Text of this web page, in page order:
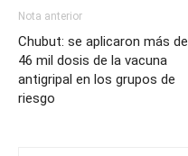
Nota anterior
Chubut: se aplicaron más de
46 mil dosis de la vacuna
antigripal en los grupos de
riesgo